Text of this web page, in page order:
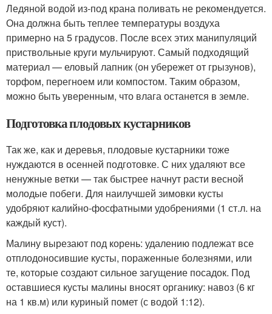
Ледяной водой из-под крана поливать не рекомендуется.
Она должна быть теплее температуры воздуха
примерно на 5 градусов. После всех этих манипуляций
приствольные круги мульчируют. Самый подходящий
материал — еловый лапник (он убережет от грызунов),
торфом, перегноем или компостом. Таким образом,
можно быть уверенным, что влага останется в земле.
Подготовка плодовых кустарников
Так же, как и деревья, плодовые кустарники тоже
нуждаются в осенней подготовке. С них удаляют все
ненужные ветки — так быстрее начнут расти весной
молодые побеги. Для наилучшей зимовки кусты
удобряют калийно-фосфатными удобрениями (1 ст.л. на
каждый куст).
Малину вырезают под корень: удалению подлежат все
отплодоносившие кусты, пораженные болезнями, или
те, которые создают сильное загущение посадок. Под
оставшиеся кусты малины вносят органику: навоз (6 кг
на 1 кв.м) или куриный помет (с водой 1:12).